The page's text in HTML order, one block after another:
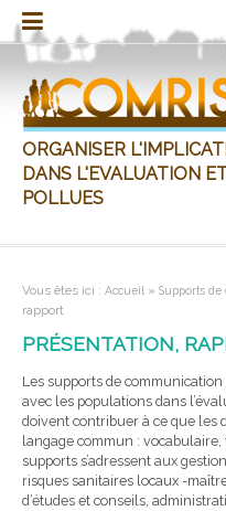
Aller
au
contenu
Comrisk
Conditions
d’utilisation
Etat
de
l’art
Enquête
cas
Présentation,
Sommaire
rapport
Sondage
des
sols
pollués
Glossaire
Guide FAQ
Plan
Préconisations
Présentation,
Sommaire
guide
Liens
et
docs
utiles
Documents
la
concertation
Pour
plus
loin…
Pour
plus
loin…
Réalisation
l’étude
Mentions
légales
Réalisation
de
l’étude
Réalisation
de
l’étude
Supports
de
com.
sur
sites
pollués
Brochures
poster
Diapos
Présentation,
Supports
Visionner
les
animations
ORGANISER
DANS L'EVALUATION
POLLUES
Vous êtes ici : Accueil » Supports
rapport
PRÉSENTATION,
Les supports de
avec les populations dans
doivent contribuer à ce que les
langage commun :
supports s’adressent aux
risques sanitaires locaux -
d’études et conseils,